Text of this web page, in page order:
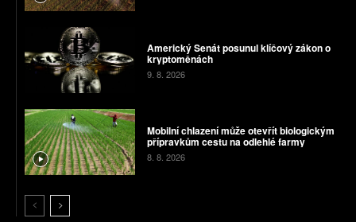
Americký Senát posunul klíčový zákon o
kryptoměnách
9. 8. 2026
Mobilní chlazení může otevřít biologickým
přípravkům cestu na odlehlé farmy
8. 8. 2026